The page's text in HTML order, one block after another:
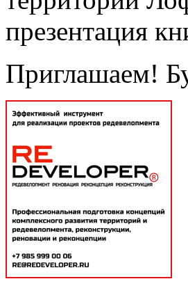
презентация
Приглашаем!